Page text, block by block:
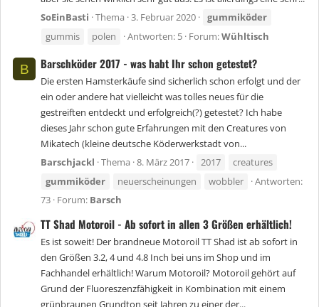
SoEinBasti Thema 3. Februar 2020
gummiköder
gummis
polen Antworten: 5 Forum:Wühltisch
B Barschköder 2017 - was habt Ihr schon getestet?
Die ersten Hamsterkäufe sind sicherlich schon erfolgt und der
ein oder andere hat vielleicht was tolles neues für die
gestreiften entdeckt und erfolgreich(?) getestet? Ich habe
dieses Jahr schon gute Erfahrungen mit den Creatures von
Mikatech (kleine deutsche Köderwerkstadt von...
Barschjackl Thema 8. März 2017 2017
creatures
gummiköder
neuerscheinungen wobbler
Antworten:
73 Forum: Barsch
TT Shad Motoroil - Ab sofort in allen 3 Größen erhältlich!
Es ist soweit! Der brandneue Motoroil TT Shad ist ab sofort in
den Größen 3.2, 4 und 4.8 Inch bei uns im Shop und im
Fachhandel erhältlich! Warum Motoroil? Motoroil gehört auf
Grund der Fluoreszenzfähigkeit in Kombination mit einem
grünbraunen Grundton seit Jahren zu einer der...